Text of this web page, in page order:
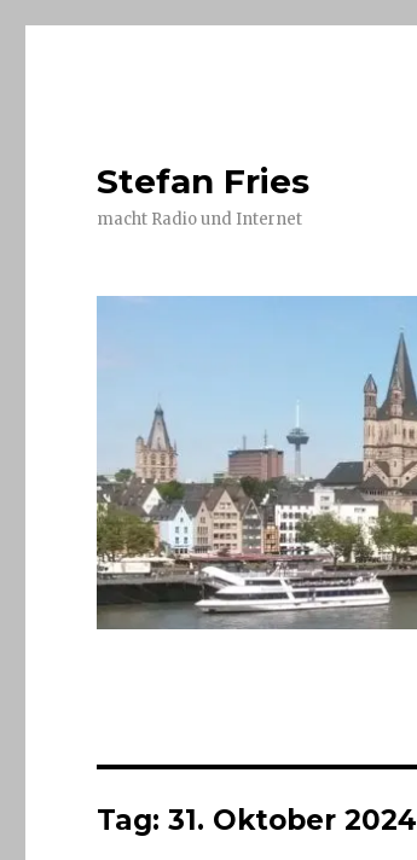
Stefan Fries
macht Radio und Internet
Tag:31. Oktober 2024